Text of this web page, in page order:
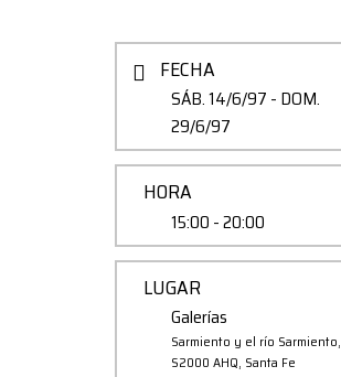
FECHA
SÁB. 14/6/97 - DOM.
29/6/97
HORA
15:00 - 20:00
LUGAR
Galerías
Sarmiento y el río Sarmiento,
S2000 AHQ, Santa Fe